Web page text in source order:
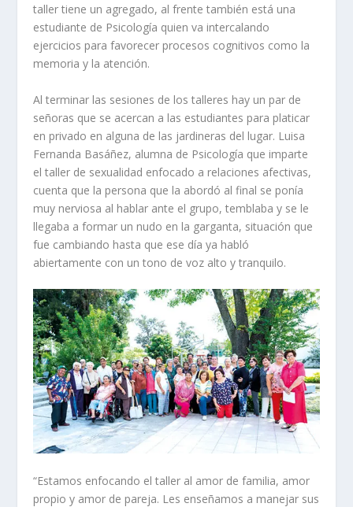
taller tiene un agregado, al frente también está una
estudiante de Psicología quien va intercalando
ejercicios para favorecer procesos cognitivos como la
memoria y la atención.
Al terminar las sesiones de los talleres hay un par de
señoras que se acercan a las estudiantes para platicar
en privado en alguna de las jardineras del lugar. Luisa
Fernanda Basáñez, alumna de Psicología que imparte
el taller de sexualidad enfocado a relaciones afectivas,
cuenta que la persona que la abordó al final se ponía
muy nerviosa al hablar ante el grupo, temblaba y se le
llegaba a formar un nudo en la garganta, situación que
fue cambiando hasta que ese día ya habló
abiertamente con un tono de voz alto y tranquilo.
“Estamos enfocando el taller al amor de familia, amor
propio y amor de pareja. Les enseñamos a manejar sus